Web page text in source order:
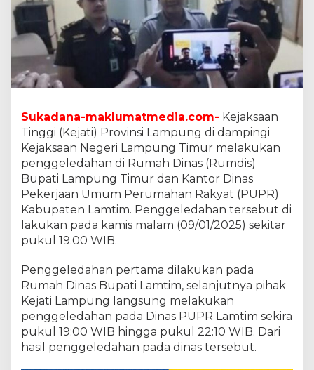
t
r
P
U
P
D
a
n
R
u
m
i
s
B
t
i
D
a
w
a
m
Sukadana-maklumatmedia.com- Kejaksaan
Tinggi (Kejati) Provinsi Lampung di dampingi
Kejaksaan Negeri Lampung Timur melakukan
penggeledahan di Rumah Dinas (Rumdis)
Bupati Lampung Timur dan Kantor Dinas
Pekerjaan Umum Perumahan Rakyat (PUPR)
Kabupaten Lamtim. Penggeledahan tersebut di
lakukan pada kamis malam (09/01/2025) sekitar
pukul 19.00 WIB.
Penggeledahan pertama dilakukan pada
Rumah Dinas Bupati Lamtim, selanjutnya pihak
Kejati Lampung langsung melakukan
penggeledahan pada Dinas PUPR Lamtim sekira
pukul 19:00 WIB hingga pukul 22:10 WIB. Dari
hasil penggeledahan pada dinas tersebut.